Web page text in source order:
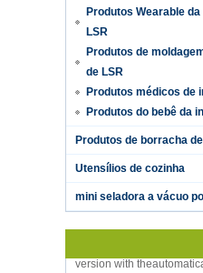
Produtos Wearable
LSR
Produtos de
de LSR
Produtos médicos de
Produtos do bebê da
Produtos de borracha
Utensílios de cozinha
mini seladora a vácuo
Hot selling products
vacuum sealer 1) For the
sealer, we have two
sensor...